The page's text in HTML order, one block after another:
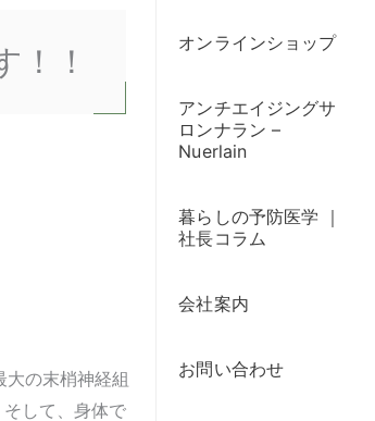
オンラインショップ
アンチエイジングサ
ロンナラン –
Nuerlain
暮らしの予防医学 ｜
社長コラム
会社案内
お問い合わせ
！！
の末梢神経組
して、身体で